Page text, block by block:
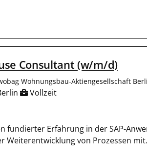
Consultant (w/m/d)
Wohnungsbau-Aktiengesellschaft
Vollzeit
fundierter Erfahrung in der SAP-
Weiterentwicklung von Prozessen